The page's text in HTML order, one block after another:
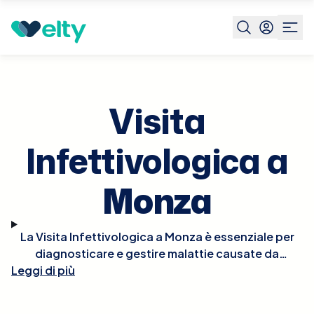
Prenota visita Monza
Visita
Infettivologica a
Monza
La Visita Infettivologica a Monza è essenziale per
diagnosticare e gestire malattie causate da
infezioni batteriche, virali, fungine o parassitarie.
Leggi di più